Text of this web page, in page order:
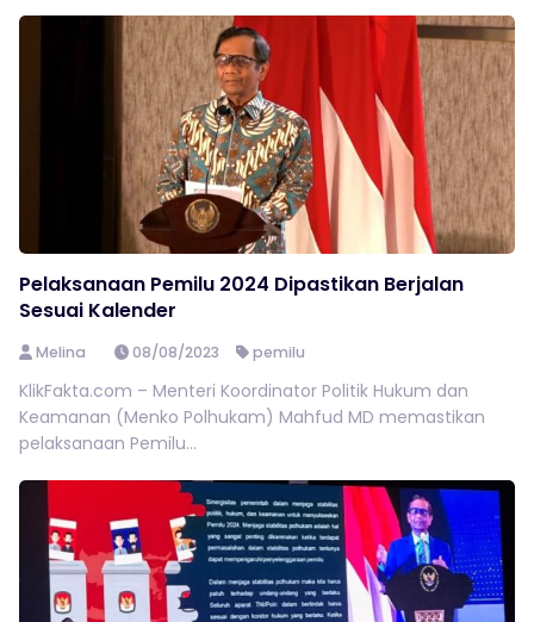
Pelaksanaan Pemilu 2024 Dipastikan Berjalan
Sesuai Kalender
Melina 08/08/2023 pemilu
KlikFakta.com – Menteri Koordinator Politik Hukum dan
Keamanan (Menko Polhukam) Mahfud MD memastikan
pelaksanaan Pemilu...